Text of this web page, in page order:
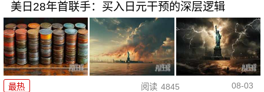
美日28年首联手：买入日元干预的深层逻辑
最热 阅读 4845 08-03